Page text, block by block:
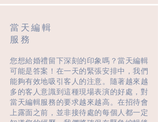
當天編輯
服務
您想給婚禮留下深刻的印象嗎？當天編輯
可能是答案！在一天的緊張安排中，我們
能夠有效地吸引客人的注意。隨著越來越
多的客人意識到這種現場表演的好處，對
當天編輯服務的要求越來越高。在招待會
上露面之前，並非接待處的每個人都一定